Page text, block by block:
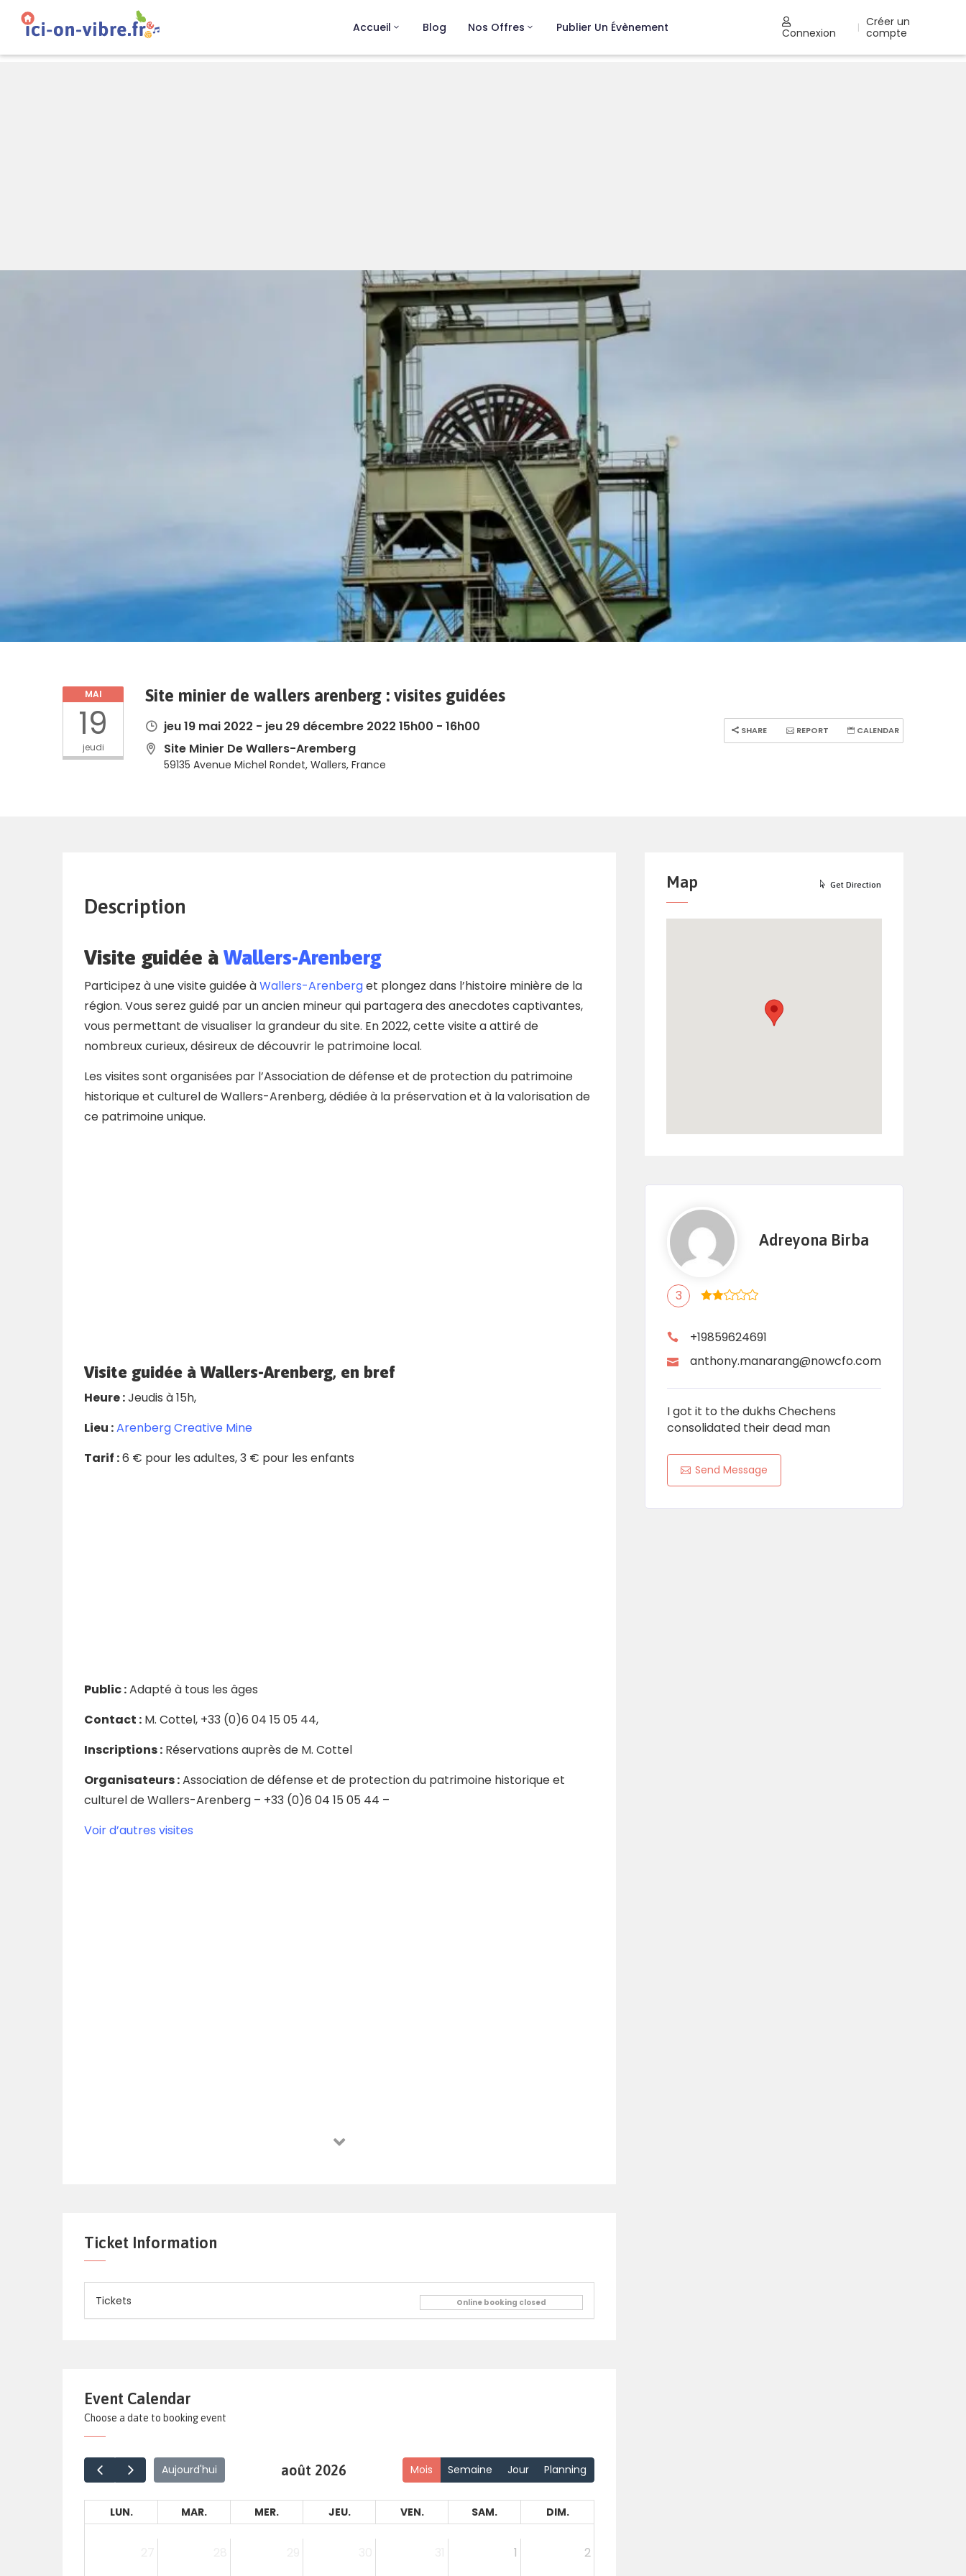
Accueil Blog Nos Offres Publier Un Évènement Connexion
Créer un
compte
MAI
19
jeudi
Site minier de wallers arenberg : visites guidées
jeu 19 mai 2022 - jeu 29 décembre 2022 15h00 - 16h00
Site Minier De Wallers-Aremberg
59135 Avenue Michel Rondet, Wallers, France
SHARE REPORT CALENDAR
Description
Visite guidée à Wallers-Arenberg
Participez à une visite guidée àWallers-Arenberget plongez dans l’histoire minière de la
région. Vous serez guidé par un ancien mineur qui partagera des anecdotes captivantes,
vous permettant de visualiser la grandeur du site. En 2022, cette visite a attiré de
nombreux curieux, désireux de découvrir le patrimoine local.
Les visites sont organisées par l’Association de défense et de protection du patrimoine
historique et culturel de Wallers-Arenberg, dédiée à la préservation et à la valorisation de
ce patrimoine unique.
Visite guidée à Wallers-Arenberg, en bref
Heure :Jeudis à 15h,
Lieu :Arenberg Creative Mine
Tarif :6 € pour les adultes, 3 € pour les enfants
Public :Adapté à tous les âges
Contact : M. Cottel, +33 (0)6 04 15 05 44,
Inscriptions : Réservations auprès de M. Cottel
Organisateurs :Association de défense et de protection du patrimoine historique et
culturel de Wallers-Arenberg – +33 (0)6 04 15 05 44 –
Voir d’autres visites
Ticket Information
Tickets Online booking closed
Event Calendar
Choose a date to booking event
Aujourd'hui août 2026 Mois Semaine Jour Planning
LUN. MAR. MER. JEU. VEN. SAM. DIM.
1 2
Map Get Direction
Adreyona Birba
3
+19859624691
anthony.manarang@nowcfo.com
I got it to the dukhs Chechens
consolidated their dead man
Send Message